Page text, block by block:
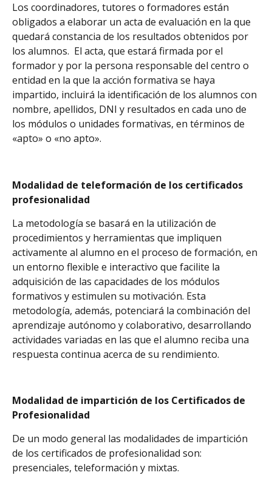
Los coordinadores, tutores o formadores están
obligados a elaborar un acta de evaluación en la que
quedará constancia de los resultados obtenidos por
los alumnos. El acta, que estará firmada por el
formador y por la persona responsable del centro o
entidad en la que la acción formativa se haya
impartido, incluirá la identificación de los alumnos con
nombre, apellidos, DNI y resultados en cada uno de
los módulos o unidades formativas, en términos de
«apto» o «no apto».
Modalidad de teleformación de los certificados
profesionalidad
La metodología se basará en la utilización de
procedimientos y herramientas que impliquen
activamente al alumno en el proceso de formación, en
un entorno flexible e interactivo que facilite la
adquisición de las capacidades de los módulos
formativos y estimulen su motivación. Esta
metodología, además, potenciará la combinación del
aprendizaje autónomo y colaborativo, desarrollando
actividades variadas en las que el alumno reciba una
respuesta continua acerca de su rendimiento.
Modalidad de impartición de los Certificados de
Profesionalidad
De un modo general las modalidades de impartición
de los certificados de profesionalidad son:
presenciales, teleformación y mixtas.